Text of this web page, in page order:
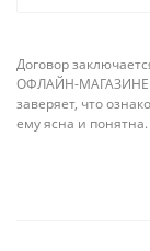
Договор
ОФЛАЙН-МАГАЗИНЕ.
заверяет, что
ему ясна и понятна.